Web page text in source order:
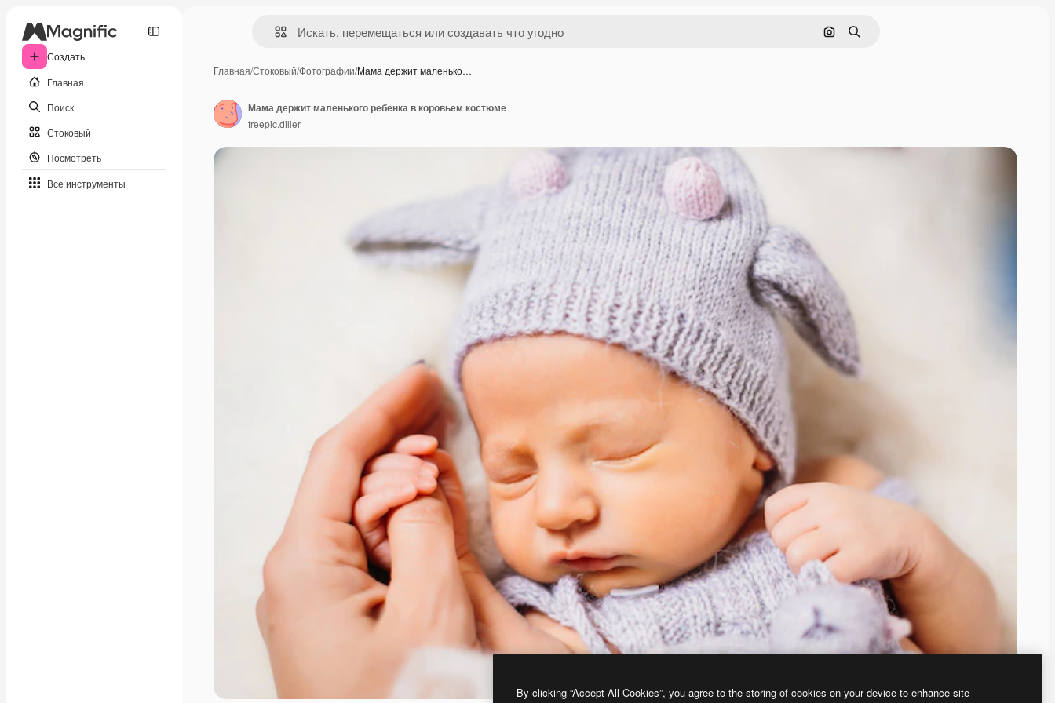
Создать
Главная
Поиск
Стоковый
Посмотреть
Все инструменты
Поиск по изображению
Поиск
Главная/Стоковый/Фотографии/Мама держит маленько…
Мама держит маленького ребенка в коровьем костюме
freepic.diller
By clicking “Accept All Cookies”, you agree to the storing of cookies on your device to enhance site